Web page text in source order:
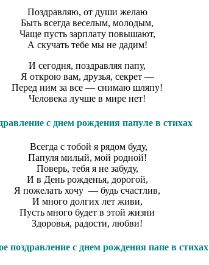
Поздравляю, от души желаю
Быть всегда веселым, молодым,
Чаще пусть зарплату повышают,
А скучать тебе мы не дадим!
И сегодня, поздравляя папу,
Я открою вам, друзья, секрет —
Перед ним за все — снимаю шляпу!
Человека лучше в мире нет!
с днем рождения папуле в стихах
Всегда с тобой я рядом буду,
Папуля милый, мой родной!
Поверь, тебя я не забуду,
И в День рожденья, дорогой,
Я пожелать хочу — будь счастлив,
И много долгих лет живи,
Пусть много будет в этой жизни
Здоровья, радости, любви!
поздравление с днем рождения папе в стихах